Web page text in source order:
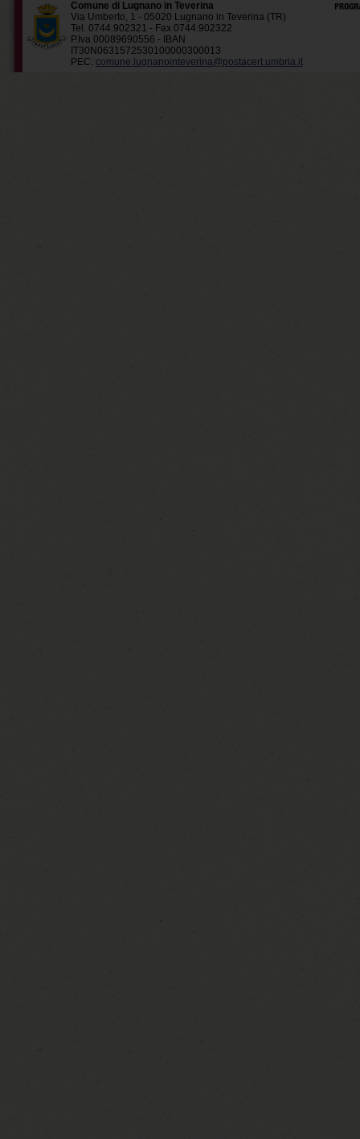
Comune di Lugnano in Teverina
Via Umberto, 1 - 05020 Lugnano in Teverina (TR)
Tel. 0744.902321 - Fax 0744.902322
P.Iva 00089690556 - IBAN
IT30N0631572530100000300013
PEC: comune.lugnanointeverina@postacert.umbria.it